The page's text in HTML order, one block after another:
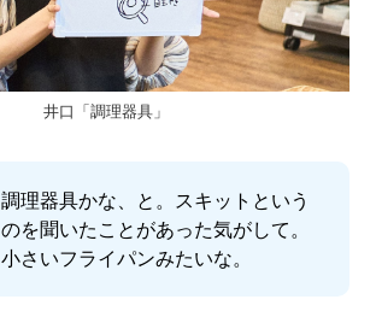
井口「調理器具」
調理器具かな、と。スキットという
のを聞いたことがあった気がして。
小さいフライパンみたいな。